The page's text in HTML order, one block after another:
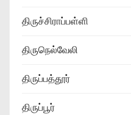
திருச்சிராப்பள்ளி
திருநெல்வேலி
திருப்பத்தூர்
திருப்பூர்